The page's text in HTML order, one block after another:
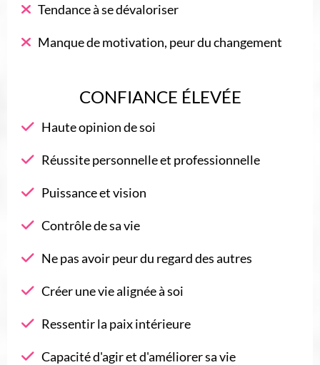
Tendance à se dévaloriser
Manque de motivation, peur du changement
CONFIANCE ÉLEVÉE
Haute opinion de soi
Réussite personnelle et professionnelle
Puissance et vision
Contrôle de sa vie
Ne pas avoir peur du regard des autres
Créer une vie alignée à soi
Ressentir la paix intérieure
Capacité d'agir et d'améliorer sa vie